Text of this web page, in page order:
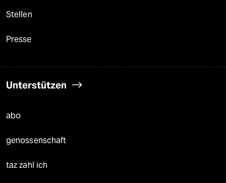
Stellen
Presse
Unterstützen
abo
genossenschaft
taz zahl ich